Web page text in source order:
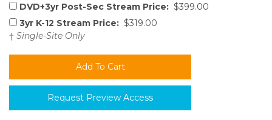
DVD+3yr Post-Sec Stream Price: $399.00
3yr K-12 Stream Price: $319.00
† Single-Site Only
Request Preview Access